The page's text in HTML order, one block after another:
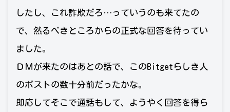
したし、これ詐欺だろ…っていうのも来てたの
で、然るべきところからの正式な回答を待ってい
ました。
ＤＭが来たのはあとの話で、このBitgetらしき人
のポストの数十分前だったかな。
即応してそこで通話もして、ようやく回答を得ら